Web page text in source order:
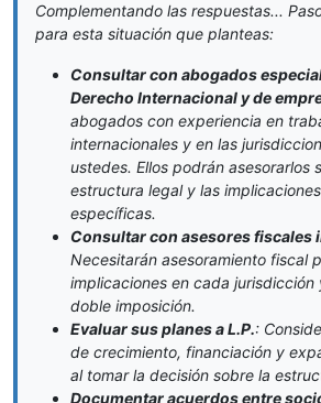
Complementando las respuestas...
para esta situación que planteas:
Consultar con abogados
Derecho Internacional y de
abogados con experiencia en
internacionales y en las
ustedes. Ellos podrán asesorarlos
estructura legal y las
específicas.
Consultar con asesores fiscales
Necesitarán asesoramiento fiscal
implicaciones en cada jurisdicción
doble imposición.
Evaluar sus planes a L.P.:
de crecimiento, financiación y
al tomar la decisión sobre la
Documentar acuerdos entre